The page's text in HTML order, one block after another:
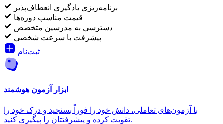
برنامه‌ریزی یادگیری انعطاف‌پذیر
قیمت مناسب دوره‌ها
دسترسی به مدرسین متخصص
پیشرفت با سرعت شخصی
ثبت‌نام
ابزار آزمون هوشمند
با آزمون‌های تعاملی، دانش خود را فوراً بسنجید و درک خود را
تقویت کرده و پیشرفتتان را پیگیری کنید.